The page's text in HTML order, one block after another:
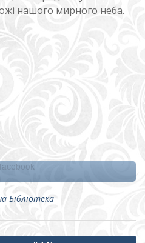
нашого мирного неба.
Бібліотека